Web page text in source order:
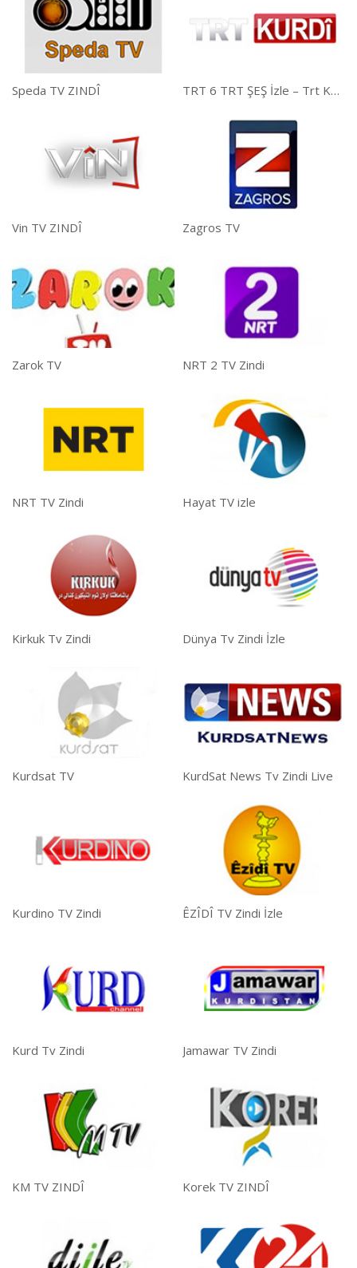
Speda TV ZINDÎ TRT 6 TRT ŞEŞ İzle – Trt Kurdi İzle
Vin TV ZINDÎ Zagros TV
Zarok TV NRT 2 TV Zindi
NRT TV Zindi Hayat TV izle
Kirkuk Tv Zindi Dünya Tv Zindi İzle
Kurdsat TV KurdSat News Tv Zindi Live
Kurdino TV Zindi ÊZÎDÎ TV Zindi İzle
Kurd Tv Zindi Jamawar TV Zindi
KM TV ZINDÎ Korek TV ZINDÎ